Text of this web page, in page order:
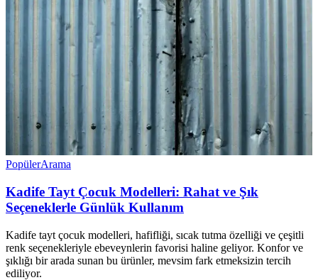
PopülerArama
Kadife Tayt Çocuk Modelleri: Rahat ve Şık
Seçeneklerle Günlük Kullanım
Kadife tayt çocuk modelleri, hafifliği, sıcak tutma özelliği ve çeşitli
renk seçenekleriyle ebeveynlerin favorisi haline geliyor. Konfor ve
şıklığı bir arada sunan bu ürünler, mevsim fark etmeksizin tercih
ediliyor.